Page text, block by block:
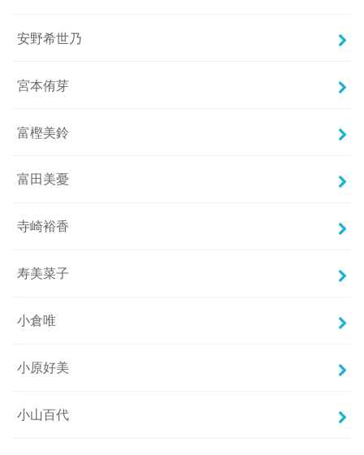
安野希世乃
宮本侑芽
富樫美鈴
富田美憂
寺崎裕香
寿美菜子
小倉唯
小原好美
小山百代